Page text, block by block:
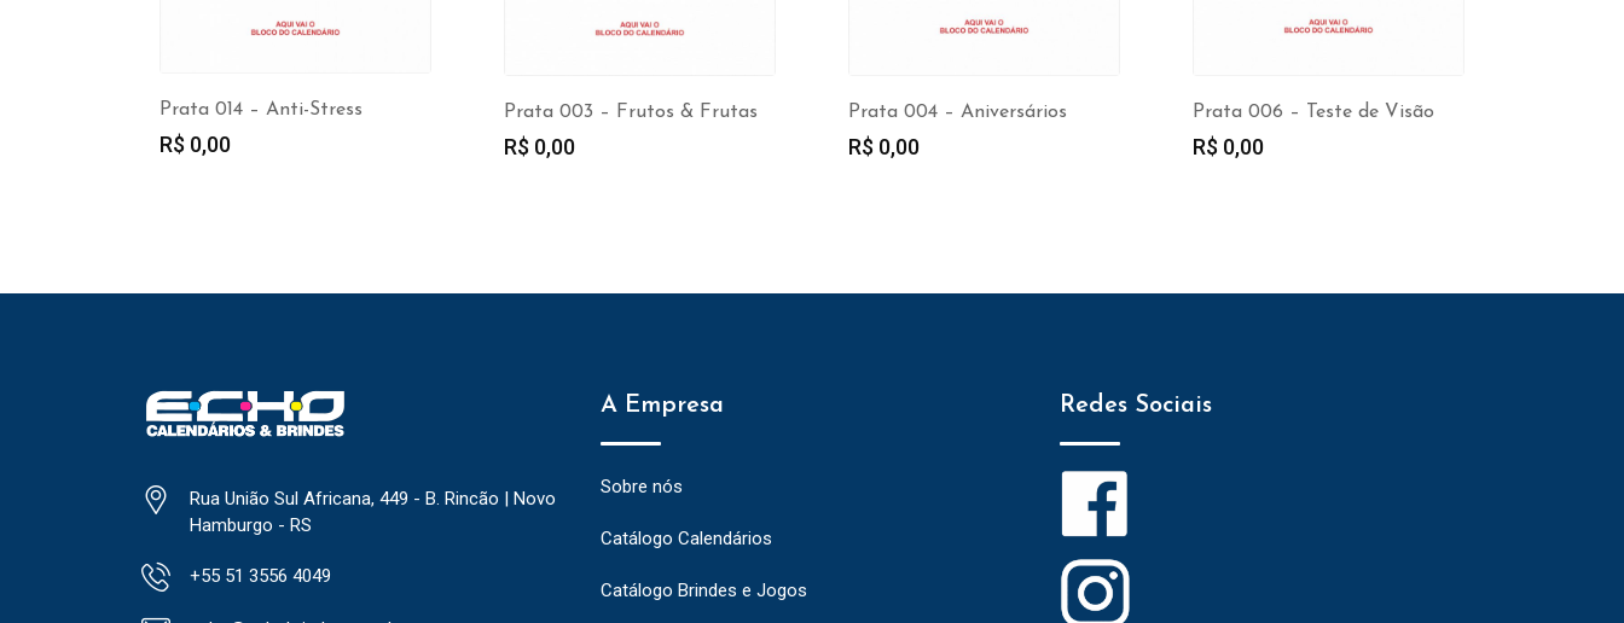
Prata 014 – Anti-Stress
R$ 0,00
Prata 003 – Frutos & Frutas
R$ 0,00
Prata 004 – Aniversários
R$ 0,00
Prata 006 – Teste de Visão
R$ 0,00
Rua União Sul Africana, 449 - B. Rincão | Novo
Hamburgo - RS
+55 51 3556 4049
A Empresa
Sobre nós
Catálogo Calendários
Catálogo Brindes e Jogos
Redes Sociais